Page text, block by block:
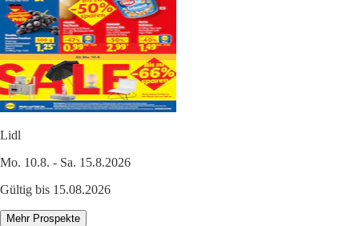
Lidl
Mo. 10.8. - Sa. 15.8.2026
Gültig bis 15.08.2026
Mehr Prospekte